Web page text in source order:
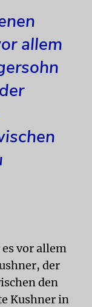
allem
vor allem
der
den
Kushner in